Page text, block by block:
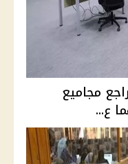
مجاميع